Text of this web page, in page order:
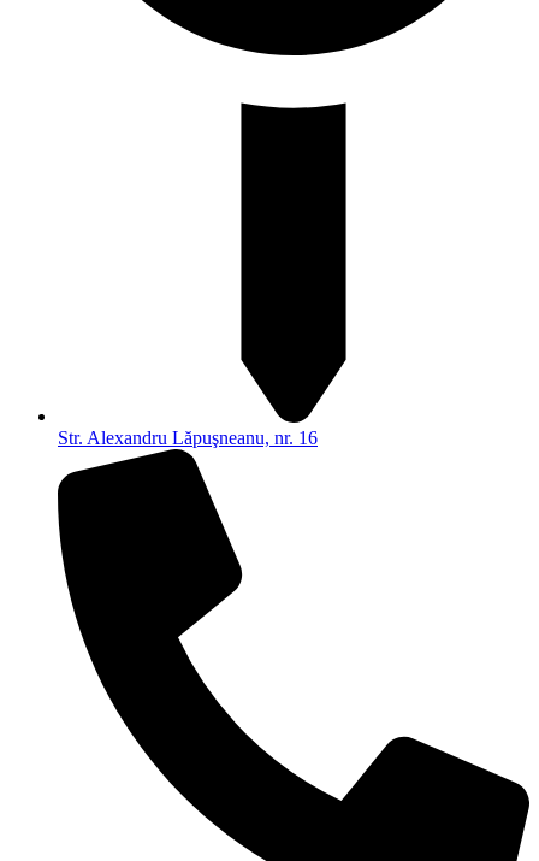
Str. Alexandru Lăpuşneanu, nr. 16